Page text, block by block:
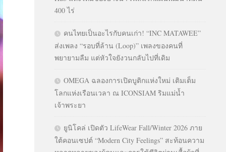
400 ไร่
คนไทยเป็นอะไรกับคนเก่า! “INC MATAWEE”
ส่งเพลง “รอบที่ล้าน (Loop)” เพลงของคนที่
พยายามลืม แต่หัวใจยังวนกลับไปที่เดิม
OMEGA ฉลองการเปิดบูติกแห่งใหม่ เติมเต็ม
โลกแห่งเรือนเวลา ณ ICONSIAM ริมแม่น้ำ
เจ้าพระยา
ยูนิโคล่ เปิดตัว LifeWear Fall/Winter 2026 ภาย
ใต้คอนเซปต์ “Modern City Feelings” สะท้อนความ